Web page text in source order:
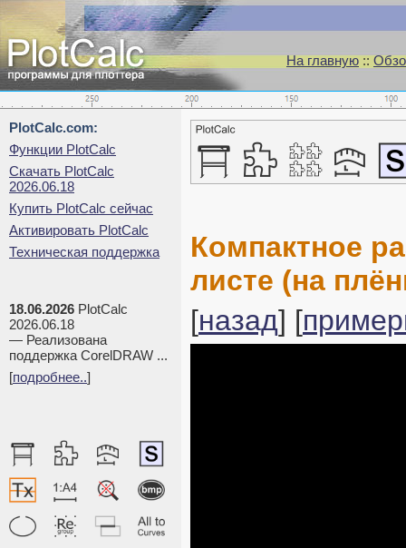
На главную::
PlotCalc.com:
Функции PlotCalc
Скачать PlotCalc
2026.06.18
Купить PlotCalc сейчас
Активировать PlotCalc
Техническая поддержка
18.06.2026 PlotCalc
2026.06.18
— Реализована
поддержка CorelDRAW ...
[подробнее..]
Компактное
листе (на
[назад] [